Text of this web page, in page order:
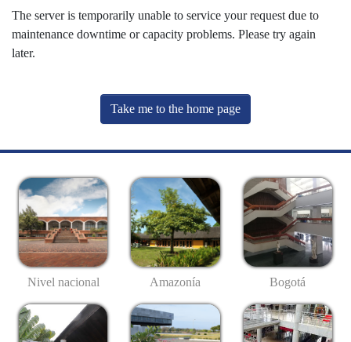
The server is temporarily unable to service your request due to
maintenance downtime or capacity problems. Please try again
later.
Take me to the home page
Nivel nacional Amazonía Bogotá